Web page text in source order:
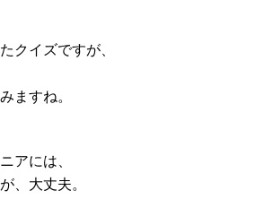
クイズですが、
ますね。
アには、
、大丈夫。